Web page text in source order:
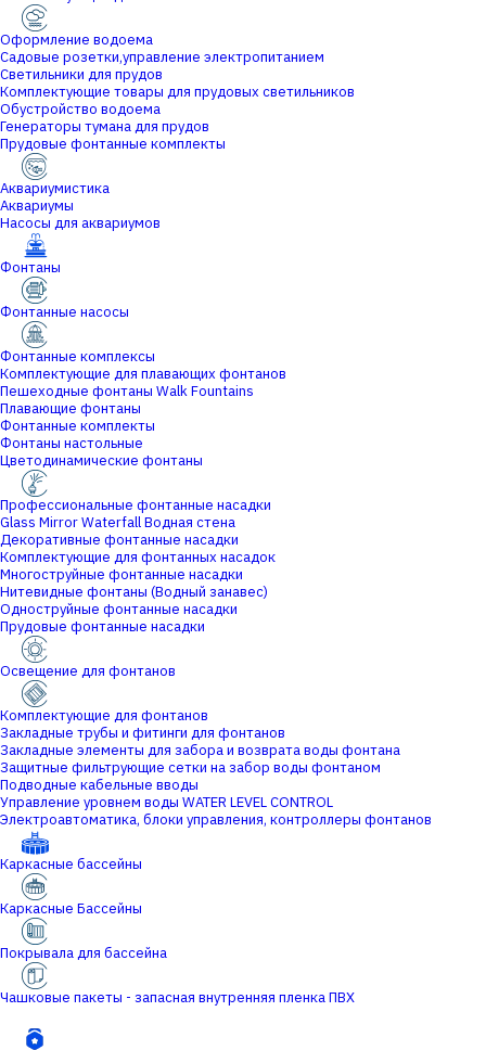
Оформление водоема
Садовые розетки,управление электропитанием
Светильники для прудов
Комплектующие товары для прудовых светильников
Обустройство водоема
Генераторы тумана для прудов
Прудовые фонтанные комплекты
Аквариумистика
Аквариумы
Насосы для аквариумов
Фонтаны
Фонтанные насосы
Фонтанные комплексы
Комплектующие для плавающих фонтанов
Пешеходные фонтаны Walk Fountains
Плавающие фонтаны
Фонтанные комплекты
Фонтаны настольные
Цветодинамические фонтаны
Профессиональные фонтанные насадки
Glass Mirror Waterfall Водная стена
Декоративные фонтанные насадки
Комплектующие для фонтанных насадок
Многоструйные фонтанные насадки
Нитевидные фонтаны (Водный занавес)
Одноструйные фонтанные насадки
Прудовые фонтанные насадки
Освещение для фонтанов
Комплектующие для фонтанов
Закладные трубы и фитинги для фонтанов
Закладные элементы для забора и возврата воды фонтана
Защитные фильтрующие сетки на забор воды фонтаном
Подводные кабельные вводы
Управление уровнем воды WATER LEVEL CONTROL
Электроавтоматика, блоки управления, контроллеры фонтанов
Каркасные бассейны
Каркасные Бассейны
Покрывала для бассейна
Чашковые пакеты - запасная внутренняя пленка ПВХ